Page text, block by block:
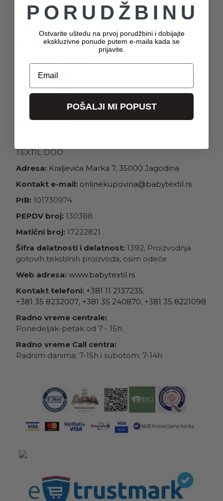
KORISNIČKI SERVIS
Moj nalog
Uslovi isporuke
Uslovi korišćenja
TEXTIL DOO
Adresa: Kraljevića Marka 7, 35000 Jagodina
Kontakt e-mail: onlinekupovina@babytextil.rs
PIB: 101730974
PEPDV broj: 130388
Matični broj: 17222821
Šifra delatnosti i delatnost: 1392, Proizvodnja
gotovih tekstilnih proizvoda, osim odeće
Web adresa: www.babytextil.rs
Kontakt telefoni: +381 11 2137235,
+381 35 8232007, +381 35 240870, +381 35 8221098
Radno vreme centrale:
Ponedeljak-petak od 7 - 15h.
Radno vreme Call centra:
Radnim danima: 7-15h i subotom: 7-14h
PORUDŽBINU
Ostvarite uštedu na prvoj porudžbini i dobijajte
ekskluzivne ponude putem e-maila kada se
prijavite.
Email
POŠALJI MI POPUST